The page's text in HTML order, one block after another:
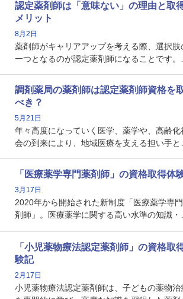
認定薬剤師は「意味ない」の理由と取
メリット
8月2日
薬剤師がキャリアアップを考える際、選択肢
一つとなるのが認定薬剤師になることです。
という声を聞いたことがあるかもしれません
本記事では、認定薬剤師が「意味ない」とい
れる理由や、取得するメリット、年収・キャ
アへの影響を解説します。
調剤薬局の薬剤師は認定薬剤師資格を
べき？
5月21日
年々高度になっていく医学、薬学や、高齢化
会の到来により、地域医療を支える担い手と
で、重要度が増しているのが認定薬剤師とい
資格です。認定薬剤師とはいったいどんな資
なのでしょうか。それを取得するとどのよう
メリットがあるのでしょうか。
「医療薬学専門薬剤師」の資格取得体
3月17日
2020年から開始された新制度「医療薬学専
剤師」。医療薬学に関する高い水準の知識・
となります。取得要件は多岐に渡り、審査も
数回ありますが、患者さんに対して一定の能
の証明になる資格と言えます。
「小児薬物療法認定薬剤師」の資格取
験記
2月17日
小児薬物療法認定薬剤師は、子どもの薬物治